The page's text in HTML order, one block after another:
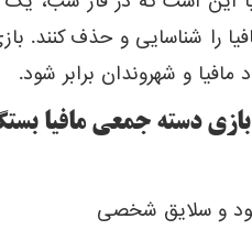
را شناسایی و حذف کنند.
و شهروندان برابر شود.
دسته جمعی مافیا
و سلایق شخصی